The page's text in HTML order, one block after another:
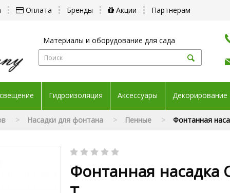
Оплата Бренды Акции Партнерам
Материалы и оборудование для сада
Гидроизоляция Аксессуары Декорирование
Насадки для фонтана Пенные Фонтанная
Фонтанная насадка